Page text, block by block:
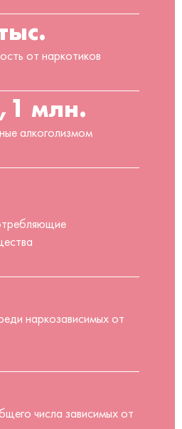
от наркотиков
млн.
алкоголизмом
наркозависимых от
числа зависимых от